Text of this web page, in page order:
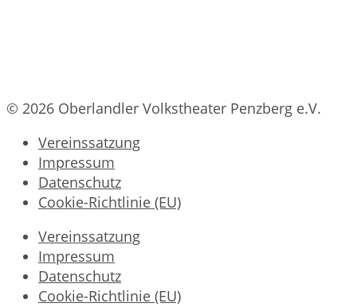
© 2026 Oberlandler Volkstheater Penzberg e.V.
Vereinssatzung
Impressum
Datenschutz
Cookie-Richtlinie (EU)
Vereinssatzung
Impressum
Datenschutz
Cookie-Richtlinie (EU)